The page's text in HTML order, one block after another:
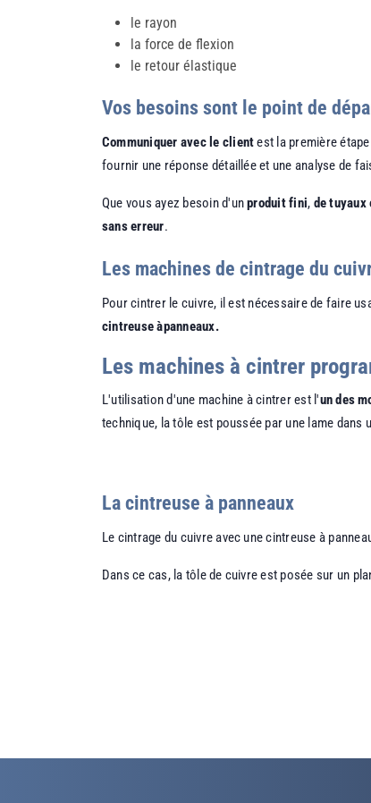
le rayon
la force de flexion
le retour élastique
Vos besoins sont le point de
Communiquer avec le clientest la première
fournir une réponse détaillée et une analyse de
Que vous ayez besoin d'unproduit fini, de tuyaux
sans erreur.
Les machines de cintrage du
Pour cintrer le cuivre, il est nécessaire de faire
cintreuse àpanneaux.
Les machines à cintrer
L'utilisation d'une machine à cintrer est l'un des
technique, la tôle est poussée par une lame dans
La cintreuse à panneaux
Le cintrage du cuivre avec une cintreuse à
Dans ce cas, la tôle de cuivre est posée sur un